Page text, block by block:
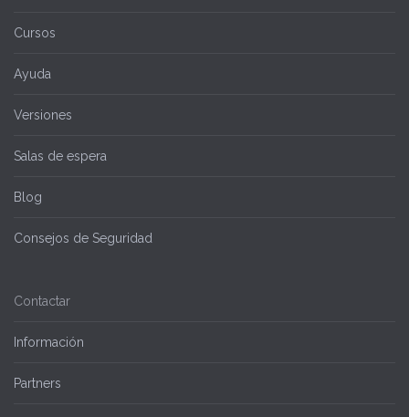
Cursos
Ayuda
Versiones
Salas de espera
Blog
Consejos de Seguridad
Contactar
Información
Partners